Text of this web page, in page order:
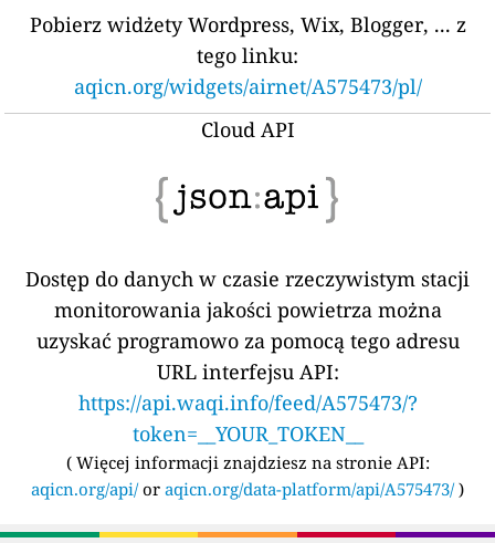
Pobierz widżety Wordpress, Wix, Blogger, ... z
tego linku:
aqicn.org/widgets/airnet/A575473/pl/
Cloud API
Dostęp do danych w czasie rzeczywistym stacji
monitorowania jakości powietrza można
uzyskać programowo za pomocą tego adresu
URL interfejsu API:
https://api.waqi.info/feed/A575473/?
token=__YOUR_TOKEN__
( Więcej informacji znajdziesz na stronie API:
aqicn.org/api/or aqicn.org/data-platform/api/A575473/)